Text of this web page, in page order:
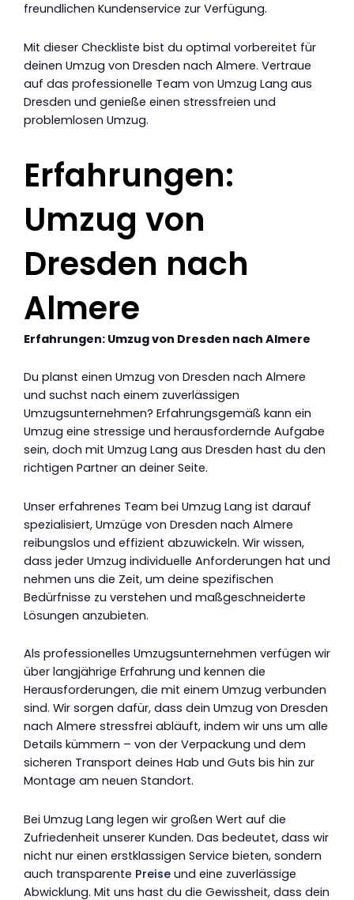
freundlichen Kundenservice zur Verfügung.
Mit dieser Checkliste bist du optimal vorbereitet für
deinen Umzug von Dresden nach Almere. Vertraue
auf das professionelle Team von Umzug Lang aus
Dresden und genieße einen stressfreien und
problemlosen Umzug.
Erfahrungen:
Umzug von
Dresden nach
Almere
Erfahrungen: Umzug von Dresden nach Almere
Du planst einen Umzug von Dresden nach Almere
und suchst nach einem zuverlässigen
Umzugsunternehmen? Erfahrungsgemäß kann ein
Umzug eine stressige und herausfordernde Aufgabe
sein, doch mit Umzug Lang aus Dresden hast du den
richtigen Partner an deiner Seite.
Unser erfahrenes Team bei Umzug Lang ist darauf
spezialisiert, Umzüge von Dresden nach Almere
reibungslos und effizient abzuwickeln. Wir wissen,
dass jeder Umzug individuelle Anforderungen hat und
nehmen uns die Zeit, um deine spezifischen
Bedürfnisse zu verstehen und maßgeschneiderte
Lösungen anzubieten.
Als professionelles Umzugsunternehmen verfügen wir
über langjährige Erfahrung und kennen die
Herausforderungen, die mit einem Umzug verbunden
sind. Wir sorgen dafür, dass dein Umzug von Dresden
nach Almere stressfrei abläuft, indem wir uns um alle
Details kümmern – von der Verpackung und dem
sicheren Transport deines Hab und Guts bis hin zur
Montage am neuen Standort.
Bei Umzug Lang legen wir großen Wert auf die
Zufriedenheit unserer Kunden. Das bedeutet, dass wir
nicht nur einen erstklassigen Service bieten, sondern
auch transparente Preise und eine zuverlässige
Abwicklung. Mit uns hast du die Gewissheit, dass dein